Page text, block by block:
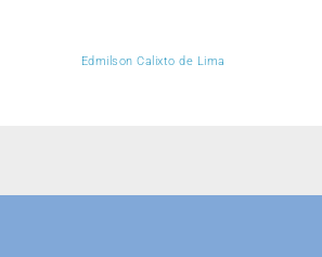
Edmilson Calixto de Lima